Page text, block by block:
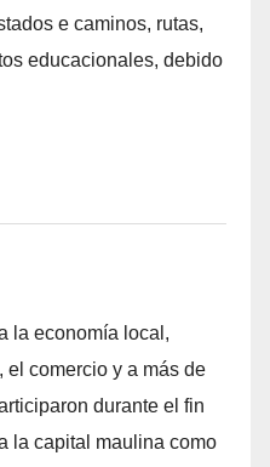
e caminos, rutas,
educacionales, debido
la economía local,
el comercio y a más de
durante el fin
la capital maulina como